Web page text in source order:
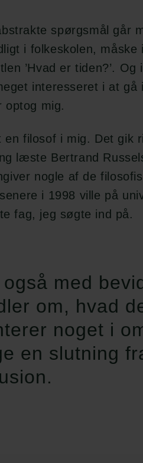
spørgsmål går
i folkeskolen, måske
’Hvad er tiden?’. Og
interesseret i at gå
optog mig.
en filosof i mig. Det gik
læste Bertrand
nogle af de
i 1998 ville på
fag, jeg søgte ind på.
med
om, hvad
noget i
en slutning